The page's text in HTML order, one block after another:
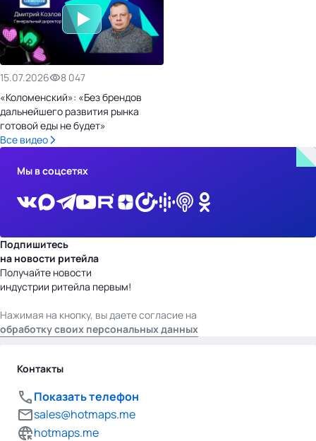
15.07.2026
8 047
«Коломенский»: «Без брендов
дальнейшего развития рынка
готовой еды не будет»
Все видео
Мы в соцсетях
Подпишитесь
на новости ритейла
Получайте новости
индустрии ритейла первым!
Нажимая на кнопку, вы даете согласие на
обработку своих персональных данных
Контакты
Показать телефон
sales@hotmaps.me
hotmaps.me